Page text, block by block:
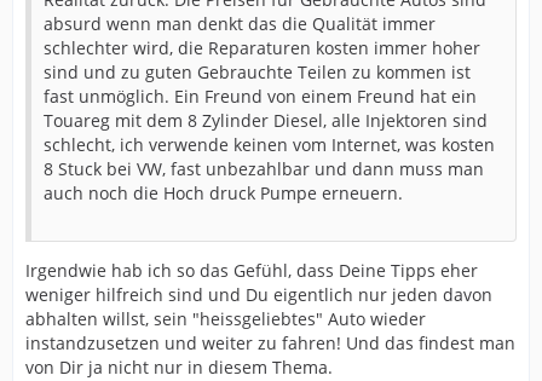
absurd wenn man denkt das die Qualität immer
schlechter wird, die Reparaturen kosten immer hoher
sind und zu guten Gebrauchte Teilen zu kommen ist
fast unmöglich. Ein Freund von einem Freund hat ein
Touareg mit dem 8 Zylinder Diesel, alle Injektoren sind
schlecht, ich verwende keinen vom Internet, was kosten
8 Stuck bei VW, fast unbezahlbar und dann muss man
auch noch die Hoch druck Pumpe erneuern.
Irgendwie hab ich so das Gefühl, dass Deine Tipps eher
weniger hilfreich sind und Du eigentlich nur jeden davon
abhalten willst, sein "heissgeliebtes" Auto wieder
instandzusetzen und weiter zu fahren! Und das findest man
von Dir ja nicht nur in diesem Thema.